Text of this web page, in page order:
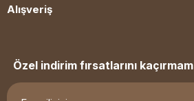
Alışveriş
Özel indirim fırsatlarını